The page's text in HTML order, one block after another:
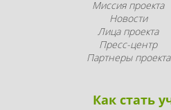
Миссия проекта
Новости
Лица проекта
Пресс-центр
Партнеры проекта
Как стать